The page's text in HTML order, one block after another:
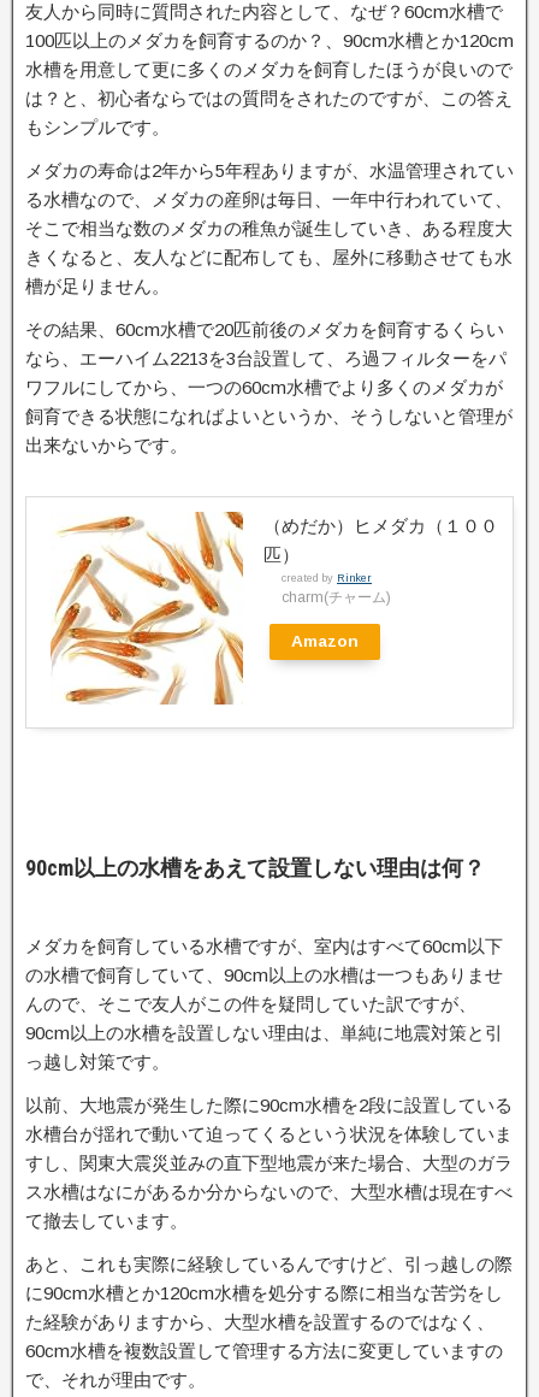
友人から同時に質問された内容として、なぜ？60cm水槽で
100匹以上のメダカを飼育するのか？、90cm水槽とか120cm
水槽を用意して更に多くのメダカを飼育したほうが良いので
は？と、初心者ならではの質問をされたのですが、この答え
もシンプルです。
メダカの寿命は2年から5年程ありますが、水温管理されてい
る水槽なので、メダカの産卵は毎日、一年中行われていて、
そこで相当な数のメダカの稚魚が誕生していき、ある程度大
きくなると、友人などに配布しても、屋外に移動させても水
槽が足りません。
その結果、60cm水槽で20匹前後のメダカを飼育するくらい
なら、エーハイム2213を3台設置して、ろ過フィルターをパ
ワフルにしてから、一つの60cm水槽でより多くのメダカが
飼育できる状態になればよいというか、そうしないと管理が
出来ないからです。
（めだか）ヒメダカ（１００
匹）
created by Rinker
charm(チャーム)
Amazon
90cm以上の水槽をあえて設置しない理由は何？
メダカを飼育している水槽ですが、室内はすべて60cm以下
の水槽で飼育していて、90cm以上の水槽は一つもありませ
んので、そこで友人がこの件を疑問していた訳ですが、
90cm以上の水槽を設置しない理由は、単純に地震対策と引
っ越し対策です。
以前、大地震が発生した際に90cm水槽を2段に設置している
水槽台が揺れで動いて迫ってくるという状況を体験していま
すし、関東大震災並みの直下型地震が来た場合、大型のガラ
ス水槽はなにがあるか分からないので、大型水槽は現在すべ
て撤去しています。
あと、これも実際に経験しているんですけど、引っ越しの際
に90cm水槽とか120cm水槽を処分する際に相当な苦労をし
た経験がありますから、大型水槽を設置するのではなく、
60cm水槽を複数設置して管理する方法に変更していますの
で、それが理由です。